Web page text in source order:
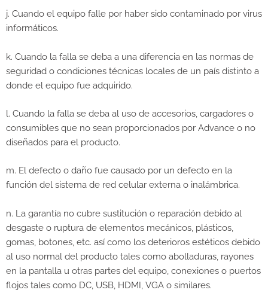
j. Cuando el equipo falle por haber sido contaminado por virus
informáticos.
k. Cuando la falla se deba a una diferencia en las normas de
seguridad o condiciones técnicas locales de un país distinto a
donde el equipo fue adquirido.
l. Cuando la falla se deba al uso de accesorios, cargadores o
consumibles que no sean proporcionados por Advance o no
diseñados para el producto.
m. El defecto o daño fue causado por un defecto en la
función del sistema de red celular externa o inalámbrica.
n. La garantía no cubre sustitución o reparación debido al
desgaste o ruptura de elementos mecánicos, plásticos,
gomas, botones, etc. así como los deterioros estéticos debido
al uso normal del producto tales como abolladuras, rayones
en la pantalla u otras partes del equipo, conexiones o puertos
flojos tales como DC, USB, HDMI, VGA o similares.